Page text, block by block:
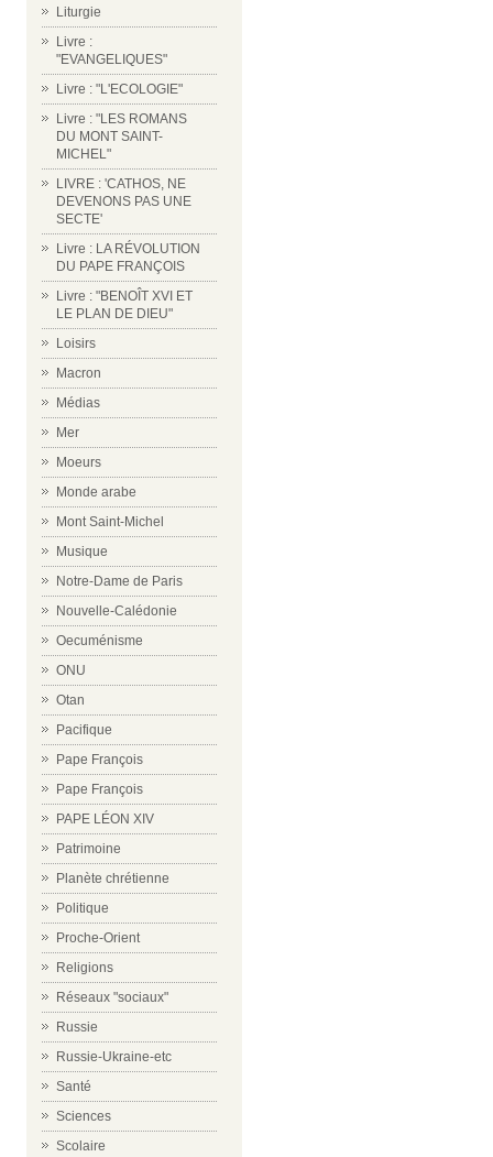
Liturgie
Livre :
"EVANGELIQUES"
Livre : "L'ECOLOGIE"
Livre : "LES ROMANS
DU MONT SAINT-
MICHEL"
LIVRE : 'CATHOS, NE
DEVENONS PAS UNE
SECTE'
Livre : LA RÉVOLUTION
DU PAPE FRANÇOIS
Livre : "BENOÎT XVI ET
LE PLAN DE DIEU"
Loisirs
Macron
Médias
Mer
Moeurs
Monde arabe
Mont Saint-Michel
Musique
Notre-Dame de Paris
Nouvelle-Calédonie
Oecuménisme
ONU
Otan
Pacifique
Pape François
Pape François
PAPE LÉON XIV
Patrimoine
Planète chrétienne
Politique
Proche-Orient
Religions
Réseaux "sociaux"
Russie
Russie-Ukraine-etc
Santé
Sciences
Scolaire